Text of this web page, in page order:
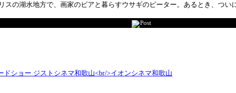
の湖水地方で、画家のビアと暮らすウサギのピーター。あるとき、つ
Post